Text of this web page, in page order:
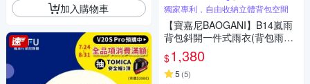
加入購物車 獨家專利，自由收納立體背包空間
【寶嘉尼BAOGANI】B14嵐雨
背包斜開一件式雨衣(背包雨衣/
機車雨衣/登山背包客)
$1,380
5 (5)